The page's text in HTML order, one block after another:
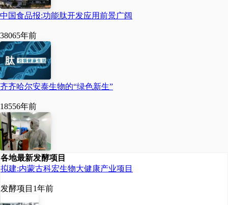
2016年受邀到企业博士后
中国食品报:功能肽开发应用前景广阔
38065年前
齐齐哈尔安泰生物的“绿色新生”
18556年前
各地最新发酵项目
拟建:内蒙古科宏生物大健康产业项目
发酵项目 1年前